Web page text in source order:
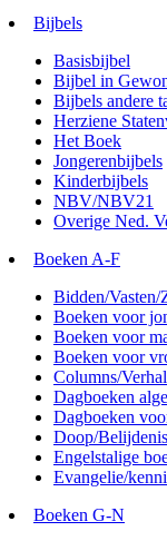
Bijbels
Basisbijbel
Bijbel in
Bijbels andere
Herziene
Het Boek
Jongerenbijbels
Kinderbijbels
NBV/NBV21
Overige Ned.
Boeken A-F
Bidden/Vasten/
Boeken voor
Boeken voor
Boeken voor
Columns/
Dagboeken
Dagboeken
Doop/
Engelstalige
Evangelie/
Boeken G-N